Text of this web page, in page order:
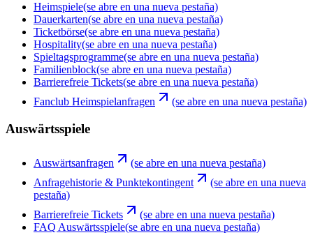
Heimspiele(se abre en una nueva pestaña)
Dauerkarten(se abre en una nueva pestaña)
Ticketbörse(se abre en una nueva pestaña)
Hospitality(se abre en una nueva pestaña)
Spieltagsprogramme(se abre en una nueva pestaña)
Familienblock(se abre en una nueva pestaña)
Barrierefreie Tickets(se abre en una nueva pestaña)
Fanclub Heimspielanfragen
(se abre en una nueva pestaña)
Auswärtsspiele
Auswärtsanfragen
(se abre en una nueva pestaña)
Anfragehistorie & Punktekontingent
(se abre en una nueva
pestaña)
Barrierefreie Tickets
(se abre en una nueva pestaña)
FAQ Auswärtsspiele(se abre en una nueva pestaña)